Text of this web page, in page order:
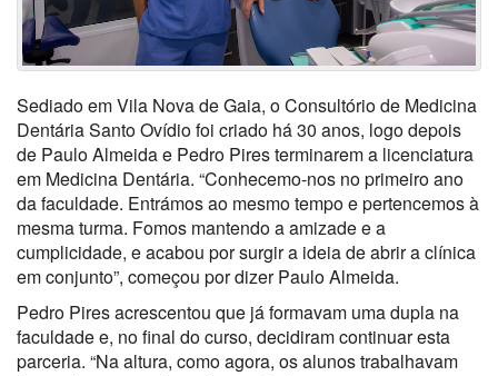
Sediado em Vila Nova de Gaia, o Consultório de Medicina
Dentária Santo Ovídio foi criado há 30 anos, logo depois
de Paulo Almeida e Pedro Pires terminarem a licenciatura
em Medicina Dentária. “Conhecemo-nos no primeiro ano
da faculdade. Entrámos ao mesmo tempo e pertencemos à
mesma turma. Fomos mantendo a amizade e a
cumplicidade, e acabou por surgir a ideia de abrir a clínica
em conjunto”, começou por dizer Paulo Almeida.
Pedro Pires acrescentou que já formavam uma dupla na
faculdade e, no final do curso, decidiram continuar esta
parceria. “Na altura, como agora, os alunos trabalhavam